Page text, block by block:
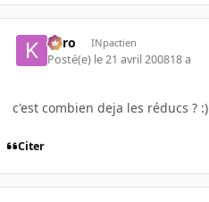
kyro INpactien
Posté(e) le 21 avril 200818 a
c'est combien deja les réducs ? :)
Citer